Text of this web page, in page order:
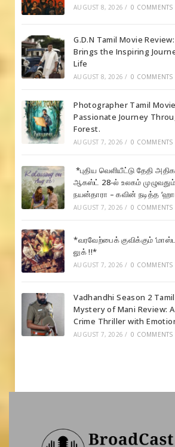
AUGUST 8, 2026 / 0 COMMENTS
G.D.N Tamil Movie
Brings the Inspiring
Life
AUGUST 8, 2026 / 0 COMMENTS
Photographer Tamil
Passionate Journey
Forest.
AUGUST 7, 2026 / 0 COMMENTS
*புதிய வெளியீட்டு தேதி
ஆகஸ்ட் 28-ல் உலகம்
நயன்தாரா – கவின் நடித்த
AUGUST 7, 2026 / 0 COMMENTS
*வரவேற்பைக் குவிக்கும்
லுக் !!*
AUGUST 7, 2026 / 0 COMMENTS
Vadhandhi Season 2
Mystery of Mani Review:
Crime Thriller with
AUGUST 7, 2026 / 0 COMMENTS